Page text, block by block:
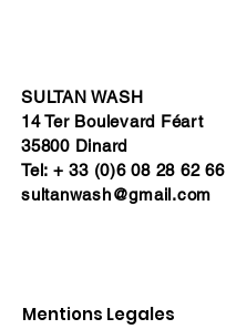
SULTAN WASH
14 Ter Boulevard Féart
35800 Dinard
Tel: + 33 (0)6 08 28 62 66
sultanwash@gmail.com
Mentions Legales